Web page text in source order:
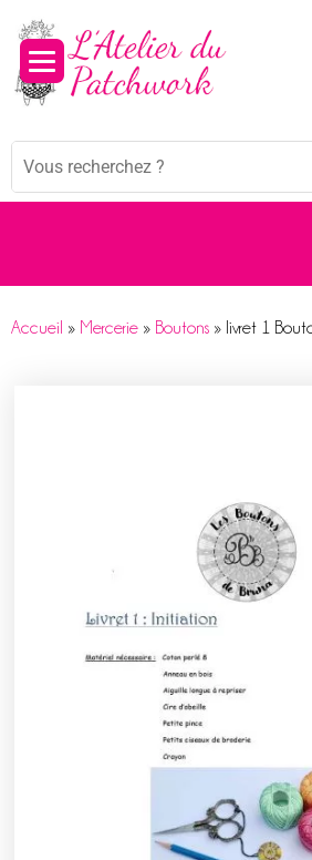
Mots
Accueil » Mercerie » Boutons » livret 1
Panneau de gestion des cookies